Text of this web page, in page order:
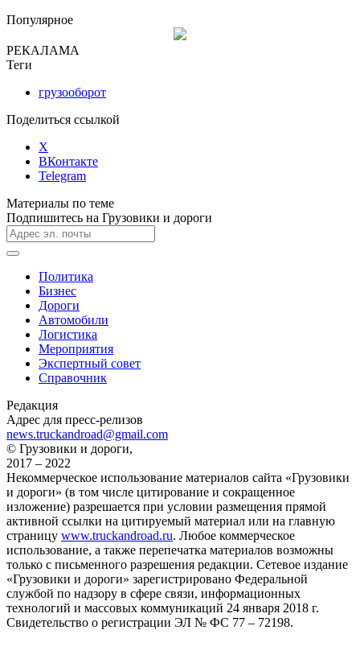
Популярное
РЕКАЛАМА
Теги
грузооборот
Поделиться ссылкой
X
ВКонтакте
Telegram
Материалы по теме
Подпишитесь на Грузовики и дороги
Политика
Бизнес
Дороги
Автомобили
Логистика
Мероприятия
Экспертный совет
Справочник
Редакция
Адрес для пресс-релизов
news.truckandroad@gmail.com
© Грузовики и дороги,
2017 – 2022
Некоммерческое использование материалов сайта «Грузовики
и дороги» (в том числе цитирование и сокращенное
изложение) разрешается при условии размещения прямой
активной ссылки на цитируемый материал или на главную
страницу www.truckandroad.ru. Любое коммерческое
использование, а также перепечатка материалов возможны
только с письменного разрешения редакции. Сетевое издание
«Грузовики и дороги» зарегистрировано Федеральной
службой по надзору в сфере связи, информационных
технологий и массовых коммуникаций 24 января 2018 г.
Свидетельство о регистрации ЭЛ № ФС 77 – 72198.